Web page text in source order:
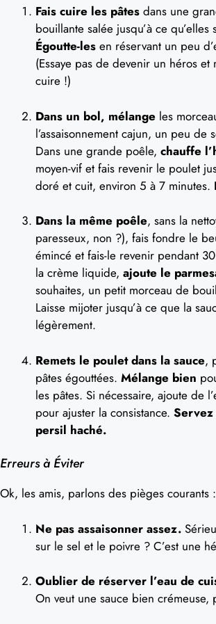
Fais cuire les pâtes dans une
bouillante salée jusqu’à ce qu’elles
Égoutte-les en réservant un peu
(Essaye pas de devenir un héros et
cuire !)
Dans un bol, mélange les
l’assaisonnement cajun, un peu de
Dans une grande poêle, chauffe
moyen-vif et fais revenir le poulet
doré et cuit, environ 5 à 7 minutes.
Dans la même poêle, sans la
paresseux, non ?), fais fondre le
émincé et fais-le revenir pendant
la crème liquide, ajoute le
souhaites, un petit morceau de
Laisse mijoter jusqu’à ce que la
légèrement.
Remets le poulet dans la sauce,
pâtes égouttées. Mélange bien
les pâtes. Si nécessaire, ajoute de
pour ajuster la consistance. Servez
persil haché.
Erreurs à Éviter
Ok, les amis, parlons des pièges courants :
Ne pas assaisonner assez.
sur le sel et le poivre ? C’est une
Oublier de réserver l’eau de
On veut une sauce bien crémeuse,